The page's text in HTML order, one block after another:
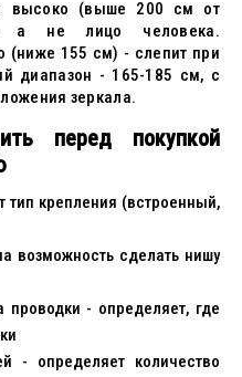
высоко (выше 200 см от
а не лицо человека.
(ниже 155 см) - слепит при
диапазон - 165-185 см, с
зеркала.
перед покупкой
тип крепления (встроенный,
возможность сделать нишу
- определяет, где
- определяет количество